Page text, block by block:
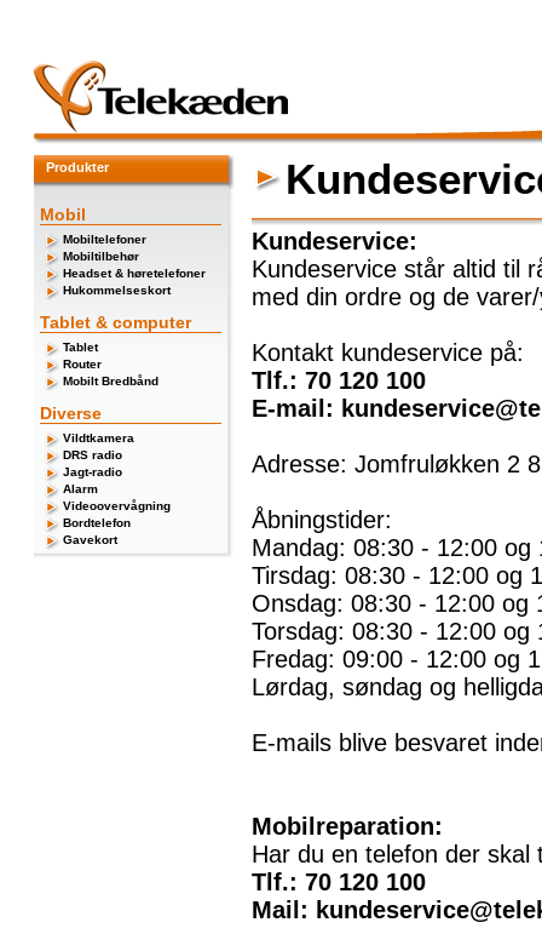
Produkter
Mobil
Mobiltelefoner
Mobiltilbehør
Headset & høretelefoner
Hukommelseskort
Tablet & computer
Tablet
Router
Mobilt Bredbånd
Diverse
Vildtkamera
DRS radio
Jagt-radio
Alarm
Videoovervågning
Bordtelefon
Gavekort
Kundeservice:
Kundeservice står altid til
med din ordre og de
Kontakt kundeservice på:
Tlf.: 70 120 100
E-mail:
Adresse: Jomfruløkken 2
Åbningstider:
Mandag: 08:30 - 12:00 og
Tirsdag: 08:30 - 12:00 og
Onsdag: 08:30 - 12:00 og
Torsdag: 08:30 - 12:00 og
Fredag: 09:00 - 12:00 og
Lørdag, søndag og
E-mails blive besvaret
Mobilreparation:
Har du en telefon der skal
Tlf.: 70 120 100
Mail: